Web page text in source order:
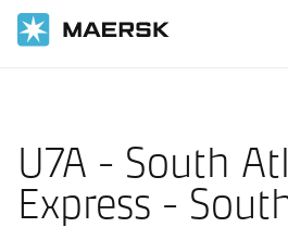
U7A - South
Express -